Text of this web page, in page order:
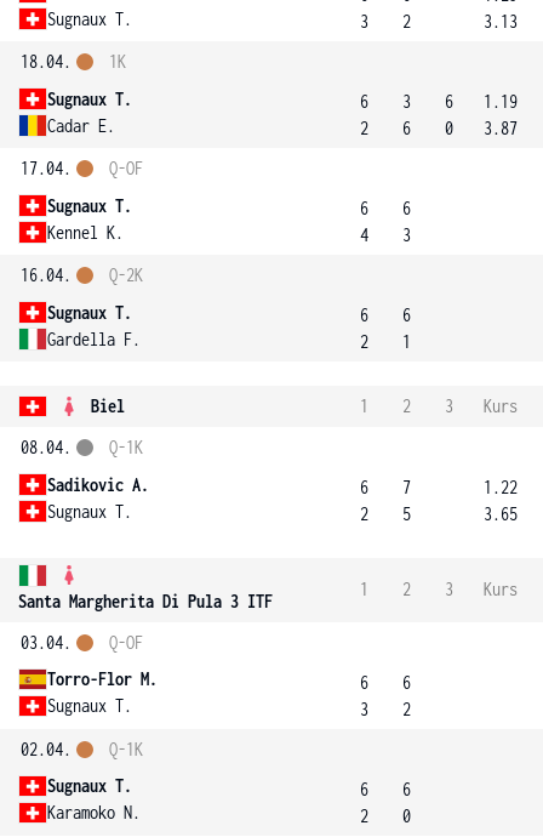
Sugnaux T.
3
2
3.13
18.04.
Sugnaux T.
Cadar E.
1K
6
2
3
6
6
0
1.19
3.87
17.04.
Sugnaux T.
Kennel K.
Q-OF
6
4
6
3
16.04.
Sugnaux T.
Gardella F.
Q-2K
6
2
6
1
Biel 1 2 3
Kurs
08.04.
Sadikovic A.
Sugnaux T.
Q-1K
6
2
7
5
1.22
3.65
Santa Margherita Di Pula 3 ITF
1 2 3 Kurs
03.04.
Torro-Flor M.
Sugnaux T.
Q-OF
6
3
6
2
02.04.
Sugnaux T.
Karamoko N.
Q-1K
6
2
6
0